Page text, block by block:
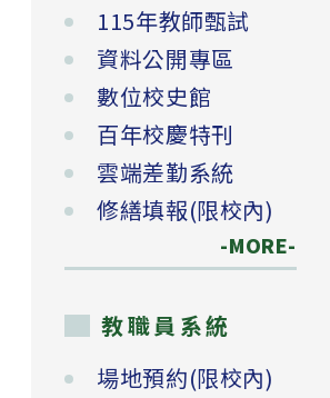
115年教師甄試
資料公開專區
數位校史館
百年校慶特刊
雲端差勤系統
修繕填報(限校內)
-MORE-
教職員系統
場地預約(限校內)